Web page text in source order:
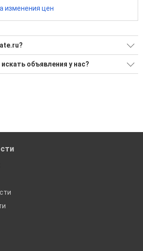
изменения цен
объявлений
объявления у нас?